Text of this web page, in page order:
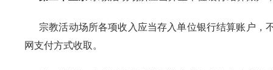
宗教活动场所各项收入应当存入单位银行结算账户
网支付方式收取。